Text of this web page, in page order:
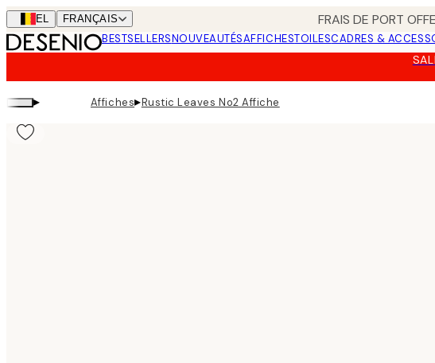
Skip
to
main
BEL FRANÇAIS FRAIS DE PORT
BESTSELLERSNOUVEAUTÉSAFFICHESTOILESCADRES &
▸ Affiches▸Rustic Leaves No2 Affiche